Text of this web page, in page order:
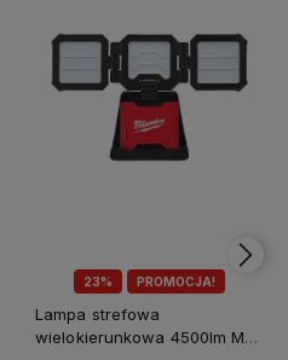
23% PROMOCJA!
Lampa strefowa
wielokierunkowa 4500lm M18